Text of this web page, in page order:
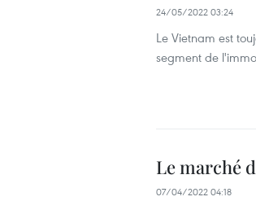
24/05/2022 03:24
Le Vietnam est
segment de
Le marché
07/04/2022 04:18